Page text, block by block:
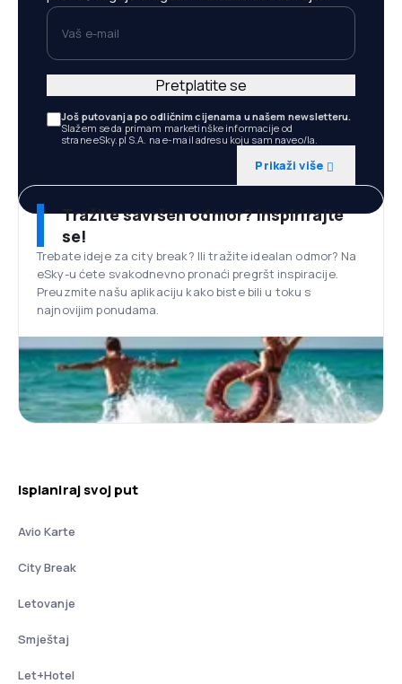
Vaš e-mail
Još putovanja po odličnim cijenama u našem newsletteru.
Slažem se da primam marketinške informacije od
strane eSky.pl S.A. na e-mail adresu koju sam naveo/la.
Prikaži više
Pretplatite se
Tražite savršen odmor? Inspirirajte
se!
Trebate ideje za city break? Ili tražite idealan odmor? Na
eSky-u ćete svakodnevno pronaći pregršt inspiracije.
Preuzmite našu aplikaciju kako biste bili u toku s
najnovijim ponudama.
Isplaniraj svoj put
Avio Karte
City Break
Letovanje
Smještaj
Let+Hotel